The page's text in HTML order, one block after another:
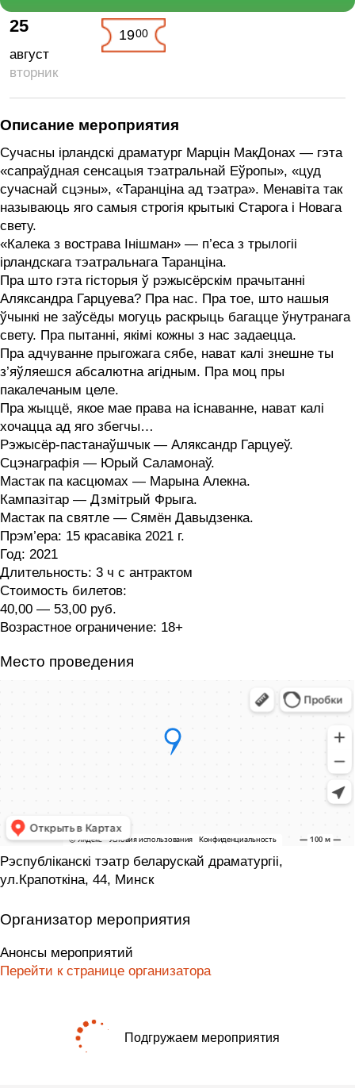
25
август
вторник
1900
Описание мероприятия
Сучасны ірландскі драматург Марцін МакДонах — гэта
«‎сапраўдная сенсацыя тэатральнай Еўропы», «‎цуд
сучаснай сцэны», «‎Таранціна ад тэатра». Менавіта так
называюць яго самыя строгія крытыкі Старога і Новага
свету.
«‎Калека з вострава Інішман» — п’еса з трылогіі
ірландскага тэатральнага Таранціна.
Пра што гэта гісторыя ў рэжысёрскім прачытанні
Аляксандра Гарцуева? Пра нас. Пра тое, што нашыя
ўчынкі не заўсёды могуць раскрыць багацце ўнутранага
свету. Пра пытанні, якімі кожны з нас задаецца.
Пра адчуванне прыгожага сябе, нават калі знешне ты
з’яўляешся абсалютна агідным. Пра моц пры
пакалечаным целе.
Пра жыццё, якое мае права на існаванне, нават калі
хочацца ад яго збегчы…
Рэжысёр-пастанаўшчык — Аляксандр Гарцуеў.
Сцэнаграфія — Юрый Саламонаў.
Мастак па касцюмах — Марына Алекна.
Кампазітар — Дзмітрый Фрыга.
Мастак па святле — Сямён Давыдзенка.
Прэм’ера: 15 красавіка 2021 г.
Год: 2021
Длительность: 3 ч с антрактом
Стоимость билетов:
40,00 — 53,00 руб.
Возрастное ограничение: 18+
Место проведения
Рэспублiканскi тэатр беларускай драматургii,
ул.Крапоткіна, 44, Минск
Организатор мероприятия
Анонсы мероприятий
Перейти к странице организатора
Подгружаем мероприятия